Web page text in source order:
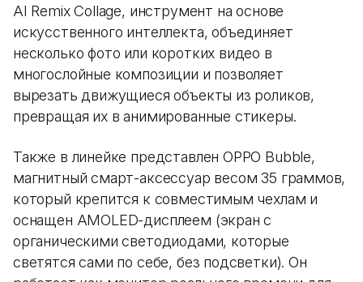
AI Remix Collage, инструмент на основе
искусственного интеллекта, объединяет
несколько фото или коротких видео в
многослойные композиции и позволяет
вырезать движущиеся объекты из роликов,
превращая их в анимированные стикеры.
Также в линейке представлен OPPO Bubble,
магнитный смарт-аксессуар весом 35 граммов,
который крепится к совместимым чехлам и
оснащен AMOLED-дисплеем (экран с
органическими светодиодами, которые
светятся сами по себе, без подсветки). Он